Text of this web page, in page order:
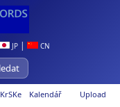
JP | CN
Upload
KrSKe Kalendář